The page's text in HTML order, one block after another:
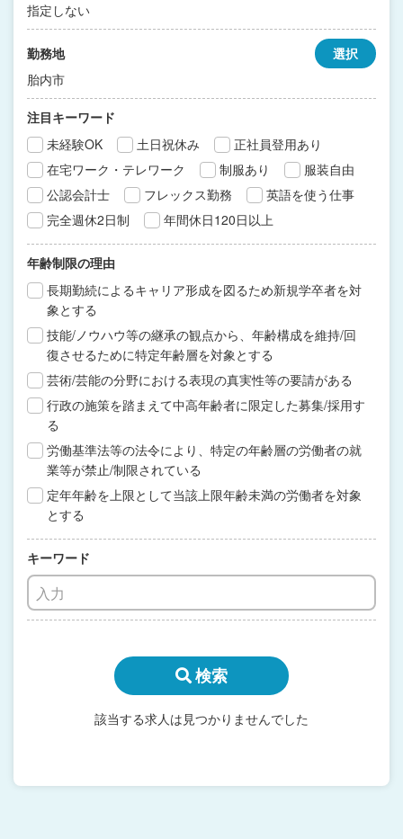
指定しない
勤務地
胎内市
選択
注目キーワード
未経験OK
土日祝休み
正社員登用あり
在宅ワーク・テレワーク
制服あり
服装自由
公認会計士
フレックス勤務
英語を使う仕事
完全週休2日制
年間休日120日以上
年齢制限の理由
長期勤続によるキャリア形成を図るため新規学卒者を対
象とする
技能/ノウハウ等の継承の観点から、年齢構成を維持/回
復させるために特定年齢層を対象とする
芸術/芸能の分野における表現の真実性等の要請がある
行政の施策を踏まえて中高年齢者に限定した募集/採用す
る
労働基準法等の法令により、特定の年齢層の労働者の就
業等が禁止/制限されている
定年年齢を上限として当該上限年齢未満の労働者を対象
とする
キーワード
検索
該当する求人は見つかりませんでした